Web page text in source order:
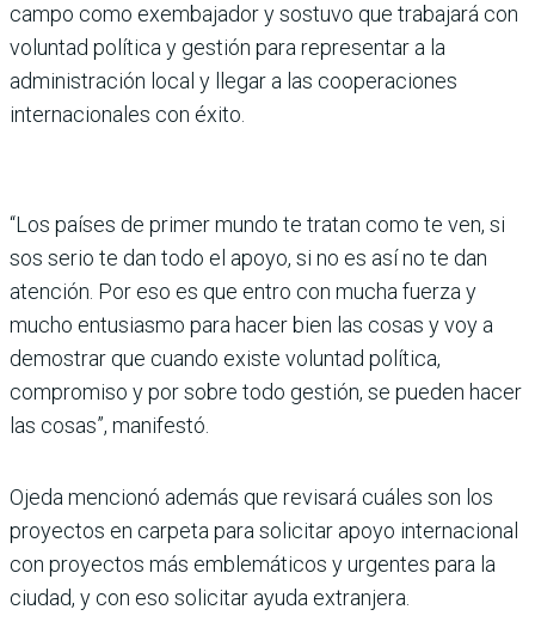
campo como exembajador y sostuvo que trabajará con
voluntad política y gestión para representar a la
administración local y llegar a las cooperaciones
internacionales con éxito.
“Los países de primer mundo te tratan como te ven, si
sos serio te dan todo el apoyo, si no es así no te dan
atención. Por eso es que entro con mucha fuerza y
mucho entusiasmo para hacer bien las cosas y voy a
demostrar que cuando existe voluntad política,
compromiso y por sobre todo gestión, se pueden hacer
las cosas”, manifestó.
Ojeda mencionó además que revisará cuáles son los
proyectos en carpeta para solicitar apoyo internacional
con proyectos más emblemáticos y urgentes para la
ciudad, y con eso solicitar ayuda extranjera.